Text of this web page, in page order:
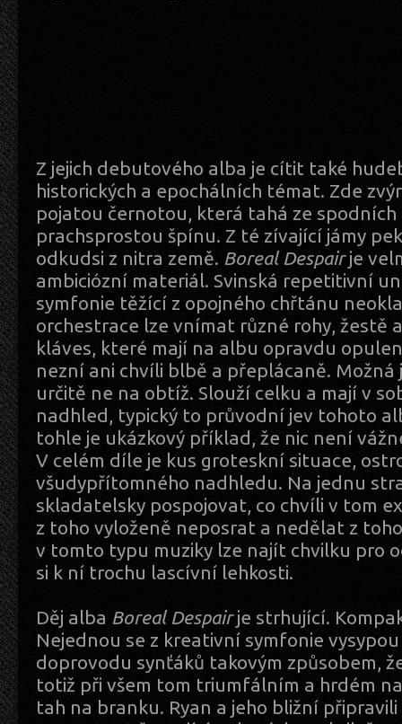
Z jejich debutového alba je cítit také
historických a epochálních témat. Zde
pojatou černotou, která tahá ze
prachsprostou špínu. Z té zívající jámy
odkudsi z nitra země. Boreal Despairje
ambiciózní materiál. Svinská repetitivní
symfonie těžící z opojného chřtánu
orchestrace lze vnímat různé rohy, žestě
kláves, které mají na albu opravdu
nezní ani chvíli blbě a přeplácaně. Možná
určitě ne na obtíž. Slouží celku a mají v
nadhled, typický to průvodní jev tohoto
tohle je ukázkový příklad, že nic není
V celém díle je kus groteskní situace,
všudypřítomného nadhledu. Na jednu
skladatelsky pospojovat, co chvíli v tom
z toho vyloženě neposrat a nedělat z
v tomto typu muziky lze najít chvilku pro
si k ní trochu lascívní lehkosti.
Děj alba Boreal Despairje strhující.
Nejednou se z kreativní symfonie
doprovodu synťáků takovým způsobem,
totiž při všem tom triumfálním a hrdém
tah na branku. Ryan a jeho bližní